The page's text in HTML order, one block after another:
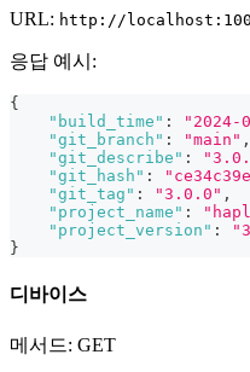
URL: http://
응답 예시:
{
"build_time" : "2024-
"git_branch" : "main" ,
"git_describe" :
"git_hash" :
"git_tag" : "3.0.0" ,
"project_name" :
"project_version" :
}
디바이스
메서드: GET